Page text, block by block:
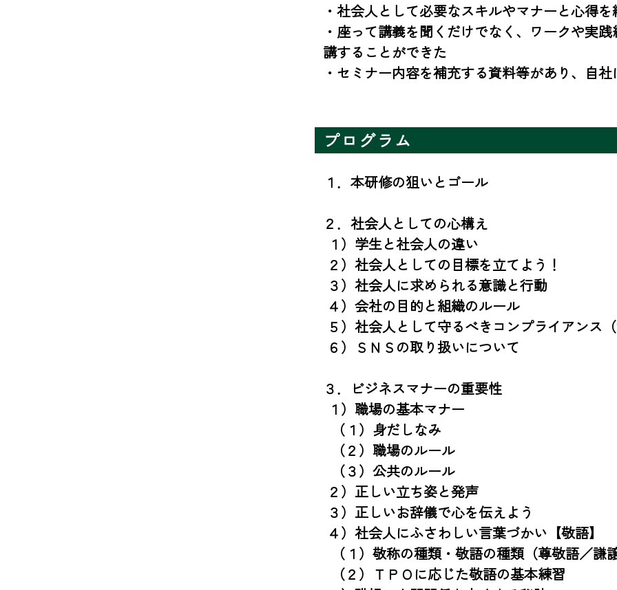
・社会人として必要なスキルやマナーと心得
・座って講義を聞くだけでなく、ワークや実
講することができた
・セミナー内容を補充する資料等があり、自
プログラム
１．本研修の狙いとゴール
２．社会人としての心構え
３．ビジネスマナーの重要性